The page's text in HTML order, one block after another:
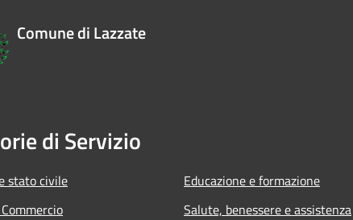
Comune di Lazzate
di Servizio
stato civile
Educazione e formazione
Salute, benessere e assistenza